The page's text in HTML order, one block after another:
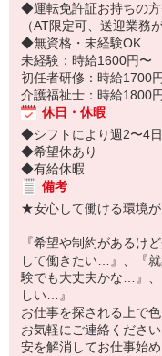
◆運転免許証お持ちの
（AT限定可、送迎業務
◆無資格・未経験OK
未経験：時給1600円〜
初任者研修：時給1700
介護福祉士：時給1800
休日・休暇
◆シフトにより週2〜4
◆希望休あり
◆有給休暇
備考
★安心して働ける環境
『希望や制約があるけ
して働きたい…』、『
験でも大丈夫かな…』
しい…』
お仕事を探される上で
お気軽にご連絡くださ
安を解消してお仕事始